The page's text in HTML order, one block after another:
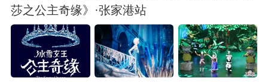
莎之公主奇缘》·张家港站